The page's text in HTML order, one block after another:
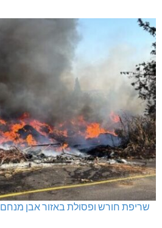
שריפת חורש ופסולת באזור אבן מנחם